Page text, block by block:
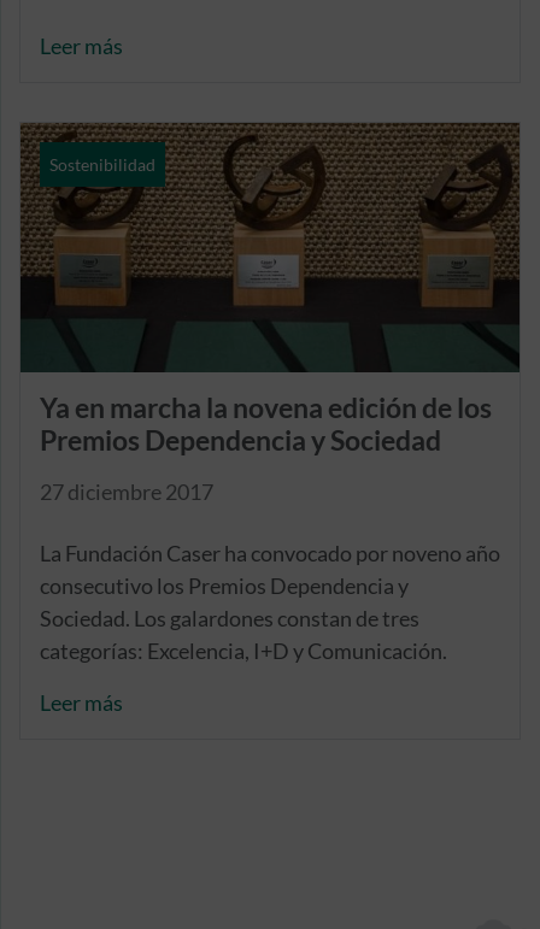
Leer más
Sostenibilidad
Ya en marcha la novena edición de los
Premios Dependencia y Sociedad
27 diciembre 2017
La Fundación Caser ha convocado por noveno año
consecutivo los Premios Dependencia y
Sociedad. Los galardones constan de tres
categorías: Excelencia, I+D y Comunicación.
Leer más